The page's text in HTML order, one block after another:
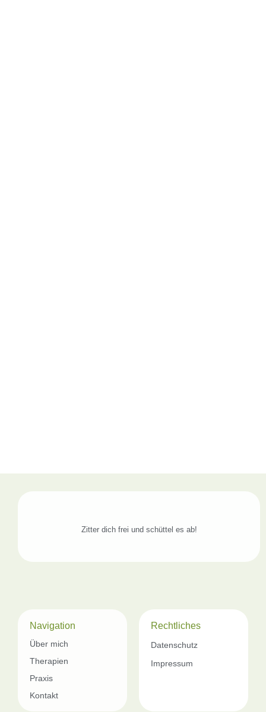
Zitter dich frei und schüttel es ab!
Navigation
Über mich
Therapien
Praxis
Kontakt
Rechtliches
Datenschutz
Impressum